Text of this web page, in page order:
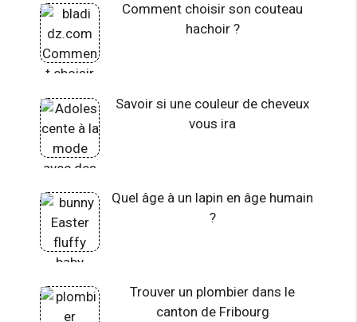
Comment choisir son couteau
hachoir ?
Savoir si une couleur de cheveux
vous ira
Quel âge à un lapin en âge humain
?
Trouver un plombier dans le
canton de Fribourg